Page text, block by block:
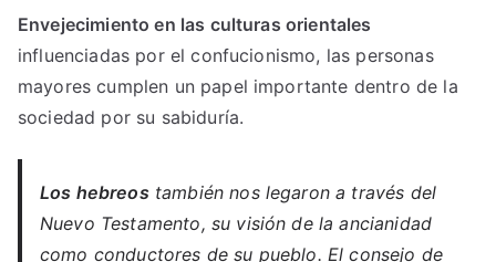
Envejecimiento en las culturas orientales
influenciadas por el confucionismo, las personas
mayores cumplen un papel importante dentro de la
sociedad por su sabiduría.
Los hebreostambién nos legaron a través del
Nuevo Testamento, su visión de la ancianidad
como conductores de su pueblo. El consejo de